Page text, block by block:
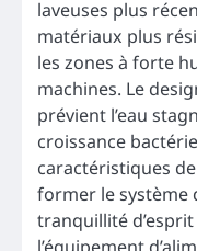
laveuses plus
matériaux plus
les zones à forte
machines. Le
prévient l’eau
croissance
caractéristiques
former le système
tranquillité
l’équipement